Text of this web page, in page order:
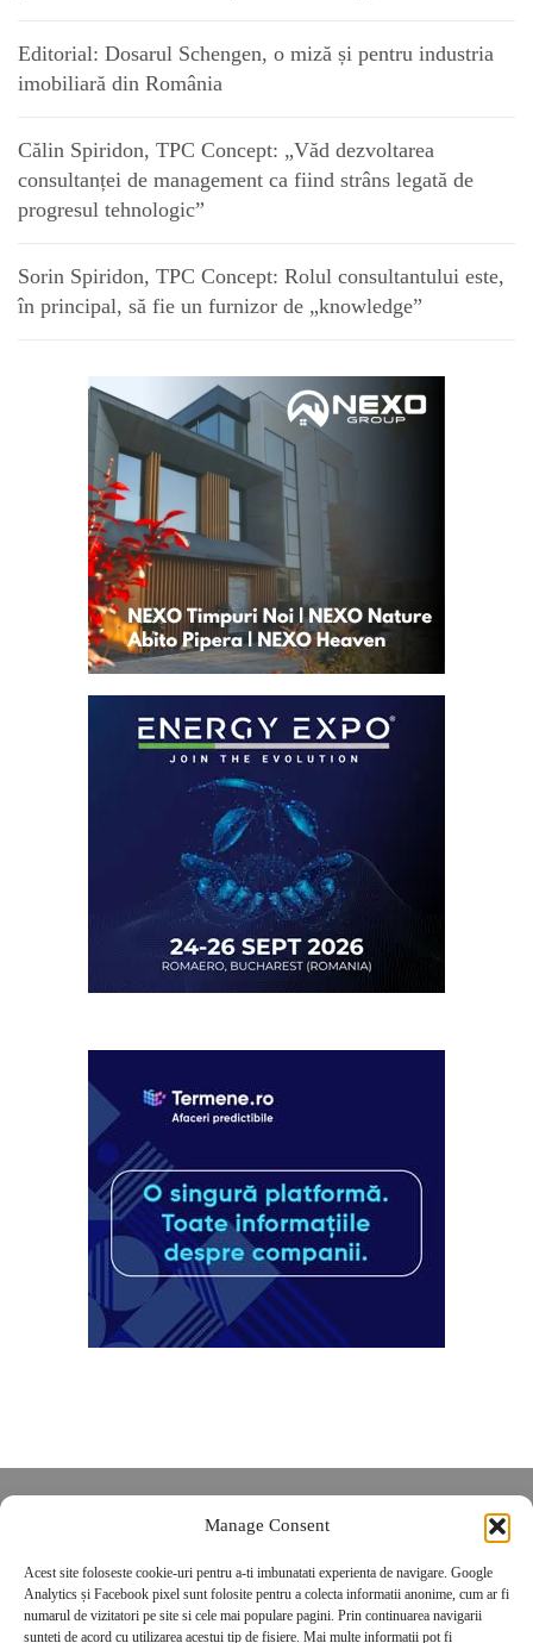
Manage Consent
Acest site foloseste cookie-uri pentru a-ti imbunatati experienta de navigare. Google
Analytics și Facebook pixel sunt folosite pentru a colecta informatii anonime, cum ar fi
numarul de vizitatori pe site si cele mai populare pagini. Prin continuarea navigarii
sunteti de acord cu utilizarea acestui tip de fisiere. Mai multe informatii pot fi
Editorial: Dosarul Schengen, o miză și pentru industria
imobiliară din România
Călin Spiridon, TPC Concept: „Văd dezvoltarea
consultanței de management ca fiind strâns legată de
progresul tehnologic”
Sorin Spiridon, TPC Concept: Rolul consultantului este,
în principal, să fie un furnizor de „knowledge”
POLITICĂ DE CONFIDENȚIALITATE
Politica de cookies